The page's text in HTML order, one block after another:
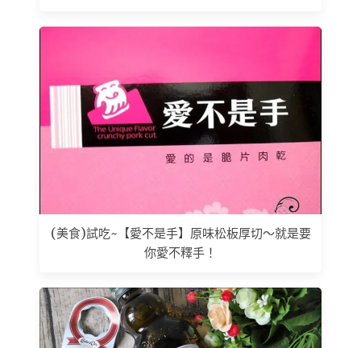
(美食)試吃~【愛不是手】原味松板厚切～就是要
你愛不釋手！